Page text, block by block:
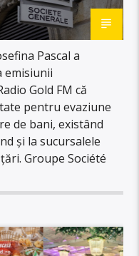
Pascal a
emisiunii
Gold FM că
pentru evaziune
de bani, existând
și la sucursalele
Groupe Société